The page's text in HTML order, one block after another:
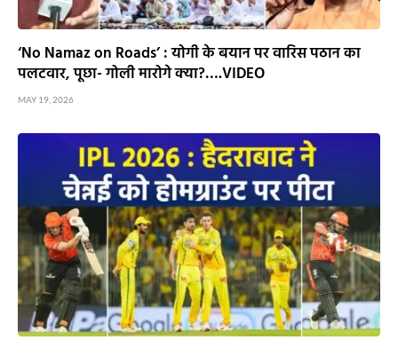
‘No Namaz on Roads’ : योगी के बयान पर वारिस पठान का
पलटवार, पूछा- गोली मारोगे क्या?….VIDEO
MAY 19, 2026